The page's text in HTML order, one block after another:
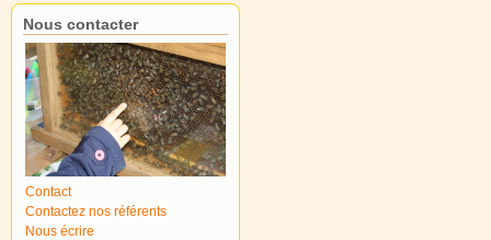
Nous contacter
Contact
Contactez nos référents
Nous écrire